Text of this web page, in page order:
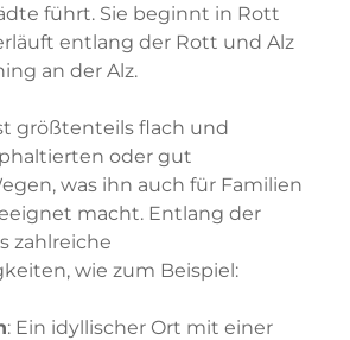
führt. Sie beginnt in Rott
entlang der Rott und Alz
an der Alz.
größtenteils flach und
oder gut
was ihn auch für Familien
macht. Entlang der
zahlreiche
wie zum Beispiel:
: Ein idyllischer Ort mit einer